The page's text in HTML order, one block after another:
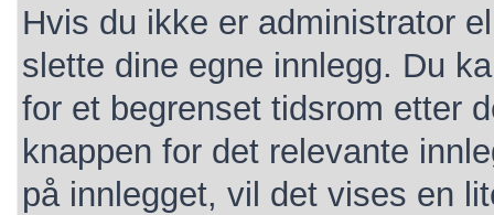
Hvis du ikke er administrator
slette dine egne innlegg. Du
for et begrenset tidsrom etter
knappen for det relevante
på innlegget, vil det vises en